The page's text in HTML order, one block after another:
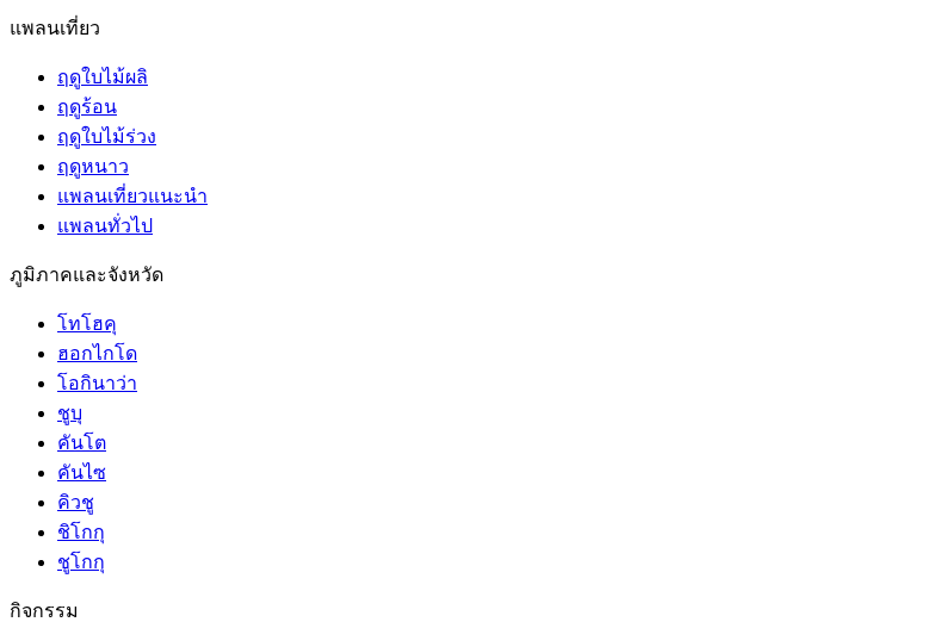
แพลนเที่ยว
ฤดูใบไม้ผลิ
ฤดูร้อน
ฤดูใบไม้ร่วง
ฤดูหนาว
แพลนเที่ยวแนะนำ
แพลนทั่วไป
ภูมิภาคและจังหวัด
โทโฮคุ
ฮอกไกโด
โอกินาว่า
ชูบุ
คันโต
คันไซ
คิวชู
ชิโกกุ
ชูโกกุ
กิจกรรม